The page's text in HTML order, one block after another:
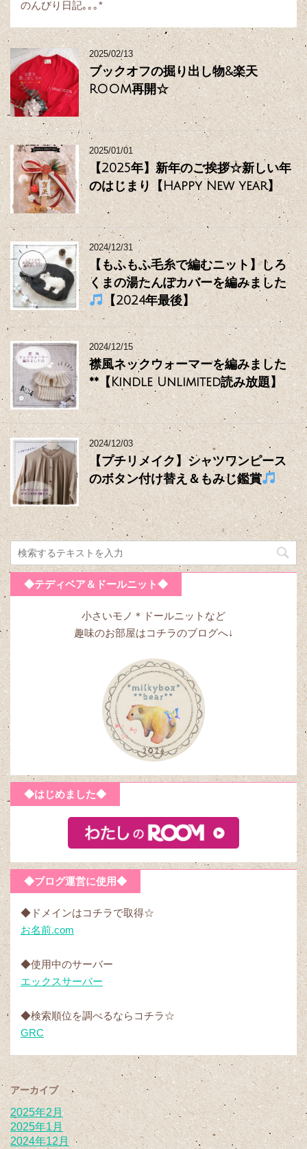
のんびり日記｡｡｡*
2025/02/13
ブックオフの掘り出し物&楽天
ROOM再開☆
2025/01/01
【2025年】新年のご挨拶☆新しい年
のはじまり【Happy New year】
2024/12/31
【もふもふ毛糸で編むニット】しろ
くまの湯たんぽカバーを編みました
【2024年最後】
2024/12/15
襟風ネックウォーマーを編みました
**【Kindle Unlimited読み放題】
2024/12/03
【プチリメイク】シャツワンピース
のボタン付け替え＆もみじ鑑賞
◆テディベア＆ドールニット◆
小さいモノ＊ドールニットなど
趣味のお部屋はコチラのブログへ↓
◆はじめました◆
◆ブログ運営に使用◆
◆ドメインはコチラで取得☆
お名前.com
◆使用中のサーバー
エックスサーバー
◆検索順位を調べるならコチラ☆
GRC
アーカイブ
2025年2月
2025年1月
2024年12月